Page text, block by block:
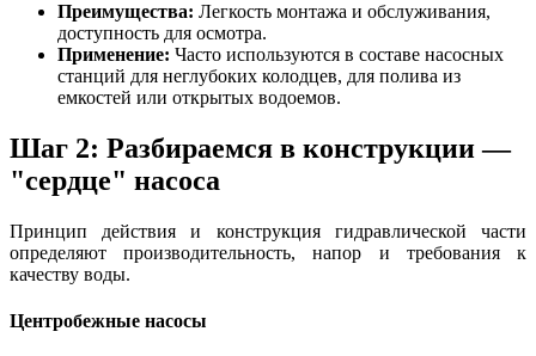
Преимущества: Легкость монтажа и обслуживания,
доступность для осмотра.
Применение: Часто используются в составе насосных
станций для неглубоких колодцев, для полива из
емкостей или открытых водоемов.
Шаг 2: Разбираемся в конструкции —
"сердце" насоса
Принцип действия и конструкция гидравлической части
определяют производительность, напор и требования к
качеству воды.
Центробежные насосы